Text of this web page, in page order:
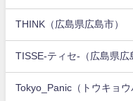
THINK（広島県広島市）
TISSE-ティセ-（広島県広
Tokyo_Panic（トウキョウ